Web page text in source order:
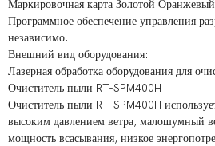
Маркировочная карта Золотой
Программное обеспечение управления
независимо.
Внешний вид оборудования:
Лазерная обработка оборудования для
Очиститель пыли RT-SPM400H
Очиститель пыли RT-SPM400H
высоким давлением ветра, малошумный
мощность всасывания, низкое